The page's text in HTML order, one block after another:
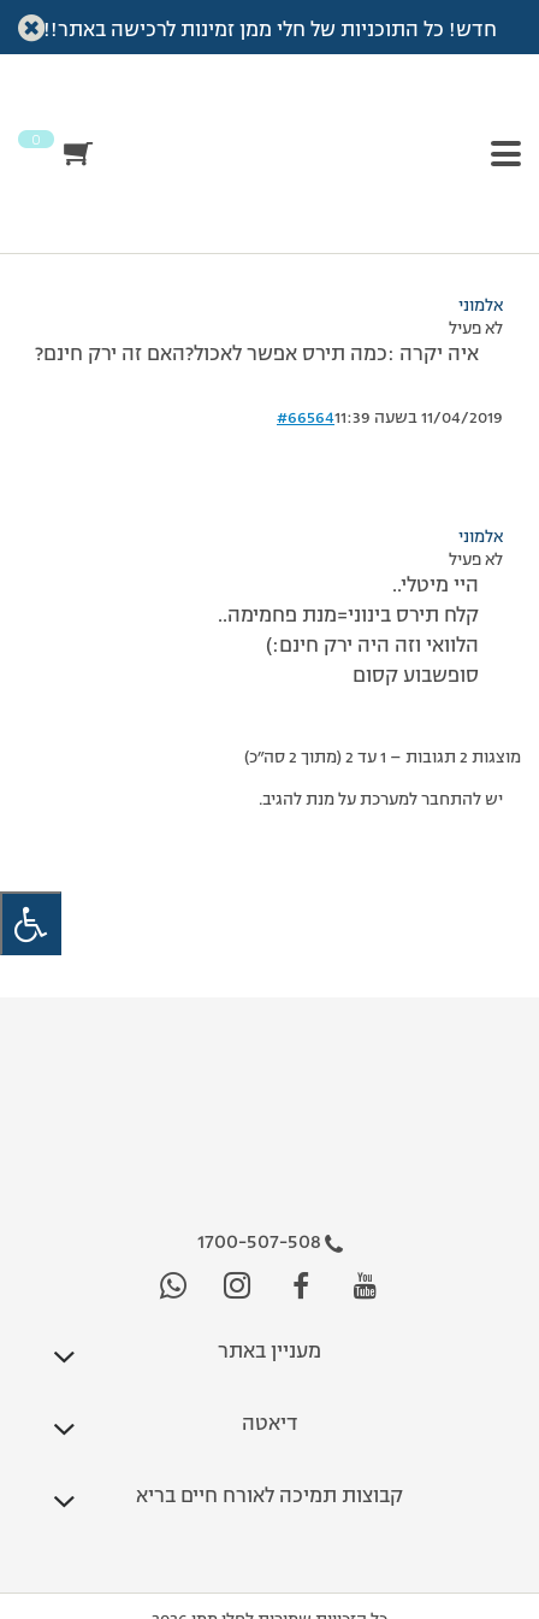
חדש! כל התוכניות של חלי ממן זמינות לרכישה באתר!!
0
עמוד הבית >דיונים>פורום >תירס קלחים
מוצגות 2 תגובות – 1 עד 2 (מתוך 2 סה״כ)
אלמוני
לא פעיל
איה יקרה :כמה תירס אפשר לאכול?האם זה ירק חינם?
11/04/2019 בשעה 11:39 #66564
אלמוני
לא פעיל
היי מיטלי..
קלח תירס בינוני=מנת פחמימה..
הלוואי וזה היה ירק חינם:)
סופשבוע קסום
מוצגות 2 תגובות – 1 עד 2 (מתוך 2 סה״כ)
יש להתחבר למערכת על מנת להגיב.
1700-507-508
מעניין באתר
דיאטה
קבוצות תמיכה לאורח חיים בריא